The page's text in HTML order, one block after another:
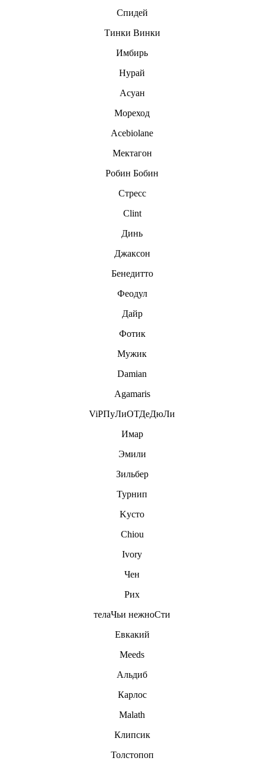
Спидей
Тинки Винки
Имбирь
Нурай
Асуан
Мореход
Acebiolane
Мектагон
Робин Бобин
Стресс
Clint
Динь
Джаксон
Бенедитто
Феодул
Дайр
Фотик
Мужик
Damian
Agamaris
ViPПуЛиОТДеДюЛи
Имар
Эмили
Зильбер
Турнип
Kуcтo
Chiou
Ivory
Чен
Рих
телаЧьи нежноСти
Евкакий
Meeds
Альдиб
Карлос
Malath
Клипсик
Толстопоп